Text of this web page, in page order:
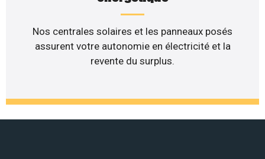
Nos centrales solaires et les panneaux posés
assurent votre autonomie en électricité et la
revente du surplus.